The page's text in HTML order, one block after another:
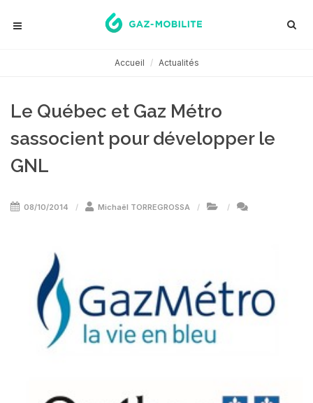
Accueil Actualités
Le Québec et Gaz Métro
sassocient pour développer le
GNL
08/10/2014 Michaël TORREGROSSA